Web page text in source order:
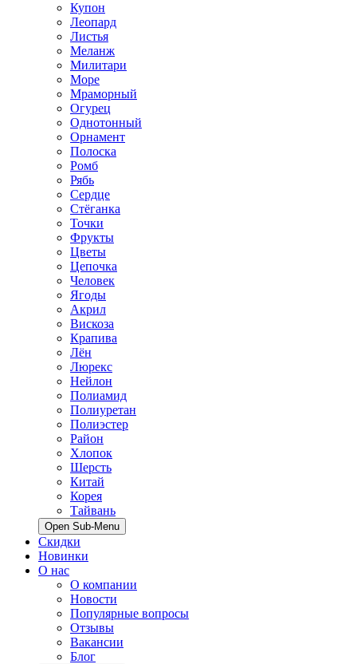
Купон
Леопард
Листья
Меланж
Милитари
Море
Мраморный
Огурец
Однотонный
Орнамент
Полоска
Ромб
Рябь
Сердце
Стёганка
Точки
Фрукты
Цветы
Цепочка
Человек
Ягоды
Акрил
Вискоза
Крапива
Лён
Люрекс
Нейлон
Полиамид
Полиуретан
Полиэстер
Район
Хлопок
Шерсть
Китай
Корея
Тайвань
Open Sub-Menu
Скидки
Новинки
О нас
О компании
Новости
Популярные вопросы
Отзывы
Вакансии
Блог